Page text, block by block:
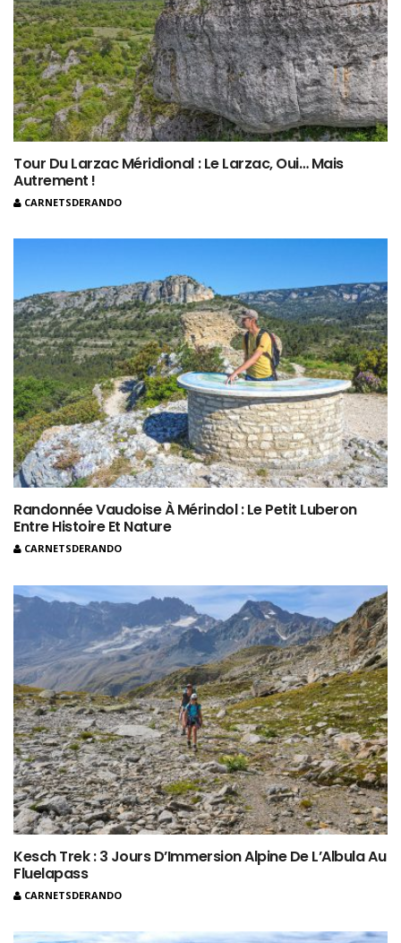
Tour Du Larzac Méridional : Le Larzac, Oui… Mais
Autrement !
CARNETSDERANDO
Randonnée Vaudoise À Mérindol : Le Petit Luberon
Entre Histoire Et Nature
CARNETSDERANDO
Kesch Trek : 3 Jours D’Immersion Alpine De L’Albula Au
Fluelapass
CARNETSDERANDO